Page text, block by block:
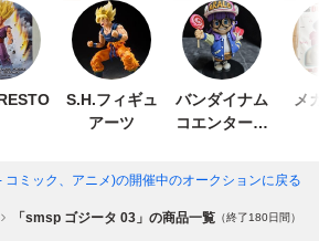
S.H.フィギュ
アーツ
バンダイナム
コエンターテ
メ
コミック、アニメ)の開催中のオークションに戻る
「smsp ゴジータ 03」の商品一覧 （終了180日間）